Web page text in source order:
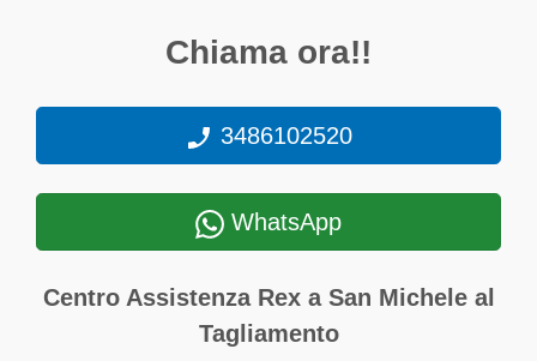
Chiama ora!!
3486102520
WhatsApp
Centro Assistenza Rex a San Michele al
Tagliamento